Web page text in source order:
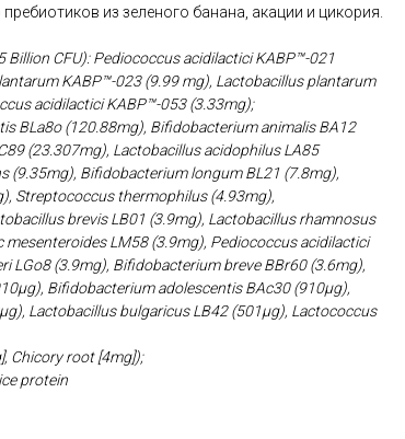
из зеленого банана, акации и цикория.
CFU): Pediococcus acidilactici KABP™-021
KABP™-023 (9.99 mg), Lactobacillus plantarum
acidilactici KABP™-053 (3.33mg);
BLa8o (120.88mg), Bifidobacterium animalis BA12
(23.307mg), Lactobacillus acidophilus LA85
(9.35mg), Bifidobacterium longum BL21 (7.8mg),
Streptococcus thermophilus (4.93mg),
brevis LB01 (3.9mg), Lactobacillus rhamnosus
LM58 (3.9mg), Pediococcus acidilactici
LGo8 (3.9mg), Bifidobacterium breve BBr60 (3.6mg),
Bifidobacterium adolescentis BAc30 (910μg),
Lactobacillus bulgaricus LB42 (501μg), Lactococcus
Chicory root [4mg]);
protein